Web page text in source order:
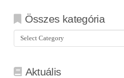
Összes kategória
Összes
kategória
Aktuális